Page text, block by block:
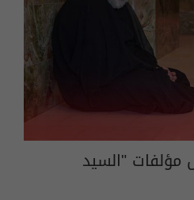
مؤلفات "السيد